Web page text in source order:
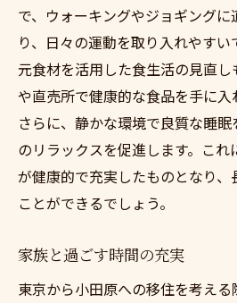
で、ウォーキングやジョギング
り、日々の運動を取り入れやす
元食材を活用した食生活の見直
や直売所で健康的な食品を手に入
さらに、静かな環境で良質な睡
のリラックスを促進します。こ
が健康的で充実したものとなり、
ことができるでしょう。
家族と過ごす時間の充実
東京から小田原への移住を考え